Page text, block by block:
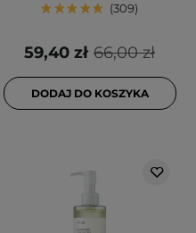
309
66,00 zł
59,40 zł
DODAJ DO KOSZYKA